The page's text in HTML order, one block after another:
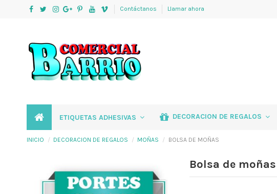
Contáctanos Llamar ahora
ETIQUETAS ADHESIVAS DECORACION DE REGALOS
INICIO DECORACION DE REGALOS MOÑAS BOLSA DE MOÑAS
Bolsa de moñas